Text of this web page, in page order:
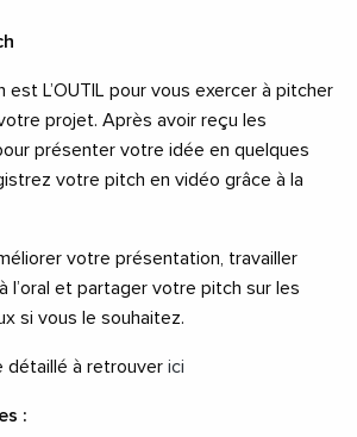
est L’OUTIL pour vous exercer à pitcher
projet. Après avoir reçu les
présenter votre idée en quelques
votre pitch en vidéo grâce à la
votre présentation, travailler
l’oral et partager votre pitch sur les
si vous le souhaitez.
détaillé à retrouver ici
: